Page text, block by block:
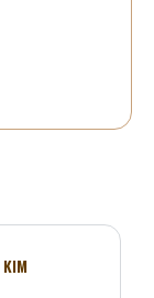
KIM